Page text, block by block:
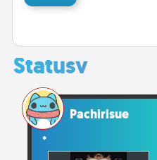
Statusy
Pachirisue
*